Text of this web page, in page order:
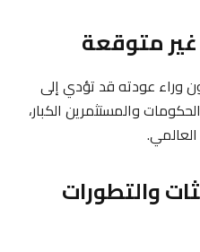
وراء عودته قد تؤدي إلى
والمستثمرين الكبار،
والتطورات